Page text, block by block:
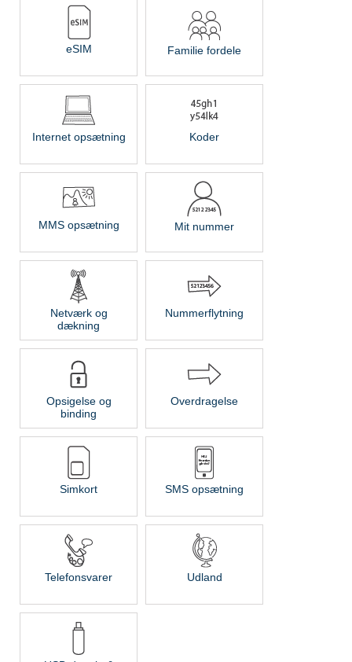
eSIM Familie fordele
Internet opsætning Koder
MMS opsætning Mit nummer
Netværk og
dækning
Nummerflytning
Opsigelse og
binding
Overdragelse
Simkort SMS opsætning
Telefonsvarer Udland